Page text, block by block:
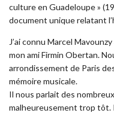
culture en Guadeloupe »
document unique relatant
J’ai connu Marcel
mon ami Firmin Obertan.
arrondissement de Paris
mémoire musicale.
Il nous parlait des
malheureusement trop tôt.